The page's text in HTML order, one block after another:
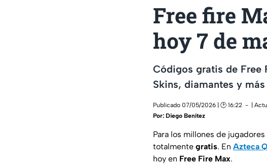
Free fire
hoy 7 de
Códigos gratis de Free
Skins, diamantes y
Publicado 07/05/2026 | 🕑 16:22
|
Por: Diego Benítez
Para los millones de
totalmente gratis. En Azteca
hoy en Free Fire Max.